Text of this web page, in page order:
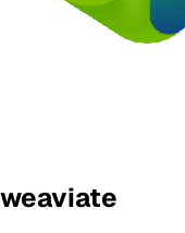
weaviate